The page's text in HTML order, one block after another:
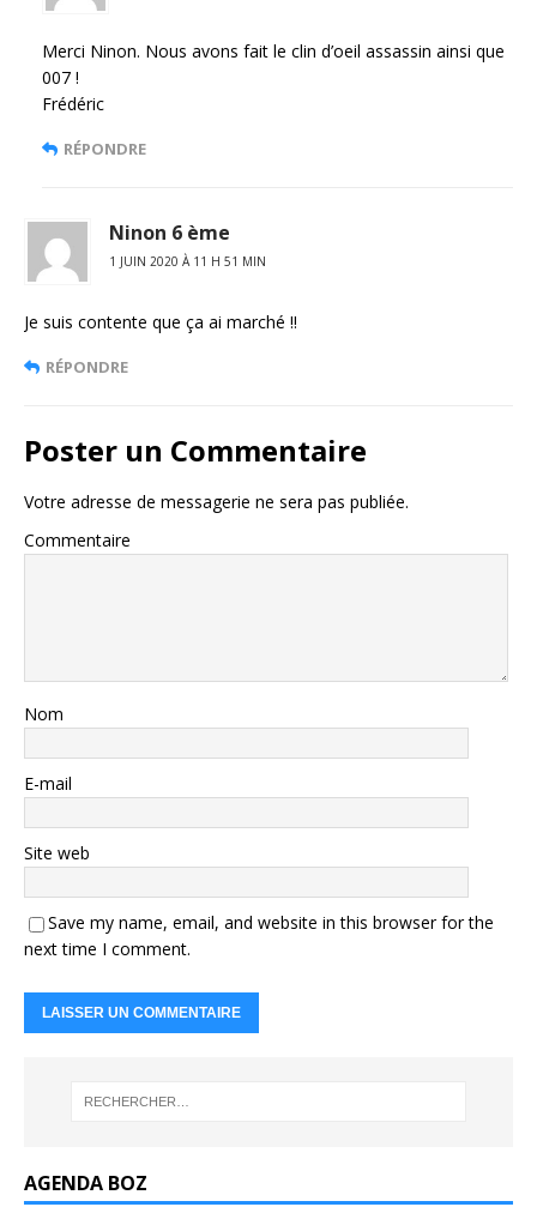
Merci Ninon. Nous avons fait le clin d’oeil assassin ainsi que
007 !
Frédéric
RÉPONDRE
Ninon 6 ème
1 JUIN 2020 À 11 H 51 MIN
Je suis contente que ça ai marché !!
RÉPONDRE
Poster un Commentaire
Votre adresse de messagerie ne sera pas publiée.
Commentaire
Nom
E-mail
Site web
Save my name, email, and website in this browser for the
next time I comment.
AGENDA BOZ